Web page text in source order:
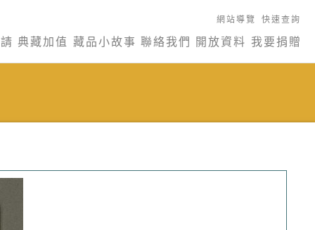
網站導覽 快速查詢
典藏加值 藏品小故事 聯絡我們 開放資料 我要捐贈